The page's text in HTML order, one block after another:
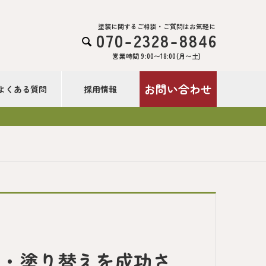

塗装に関するご相談・ご質問はお気軽に
070-2328-8846
営業時間 9:00〜18:00(月〜土)
くある質問 採用情報 お問い合わせ